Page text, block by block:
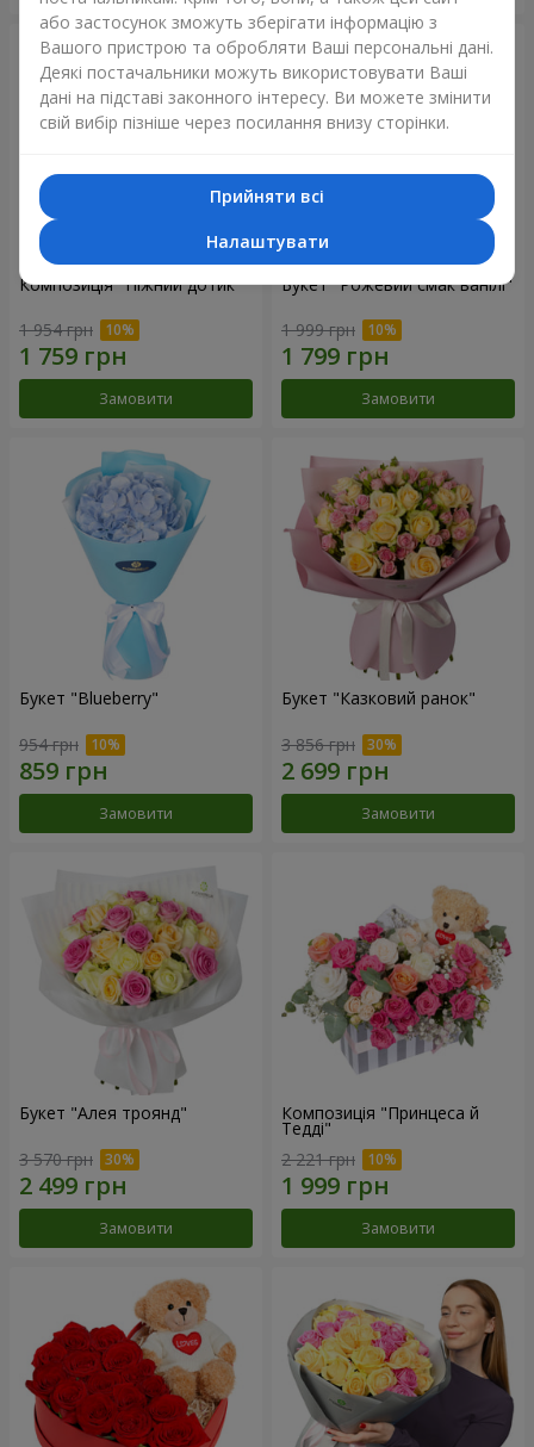
Композиція "Ніжний дотик"
1 954 грн
Замовити
Букет "Рожевий смак ванілі"
1 999 грн
Замовити
Букет "Blueberry"
954 грн
Замовити
Букет "Казковий ранок"
3 856 грн
Замовити
Букет "Алея троянд"
3 570 грн
Замовити
Композиція "Принцеса й
Тедді"
2 221 грн
Замовити
або застосунок зможуть зберігати інформацію з
Вашого пристрою та обробляти Ваші персональні дані.
Деякі постачальники можуть використовувати Ваші
дані на підставі законного інтересу. Ви можете змінити
свій вибір пізніше через посилання внизу сторінки.
Прийняти всі
Налаштувати